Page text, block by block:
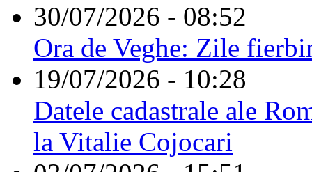
30/07/2026 - 08:52
Ora de Veghe: Zile
19/07/2026 - 10:28
Datele cadastrale ale
la Vitalie Cojocari